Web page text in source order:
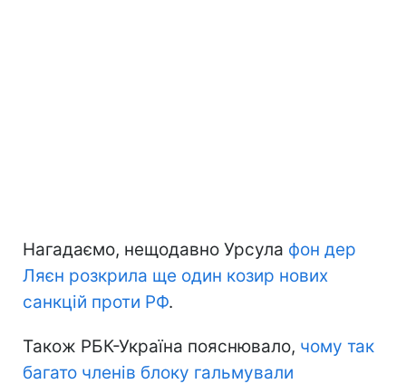
Нагадаємо, нещодавно Урсула фон дер
Ляєн розкрила ще один козир нових
санкцій проти РФ.
Також РБК-Україна пояснювало, чому так
багато членів блоку гальмували